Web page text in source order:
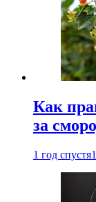
Как
за
1 год спустя